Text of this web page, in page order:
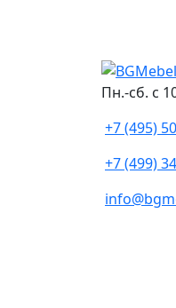
Пн.-сб. с
+7 (495)
+7 (499)